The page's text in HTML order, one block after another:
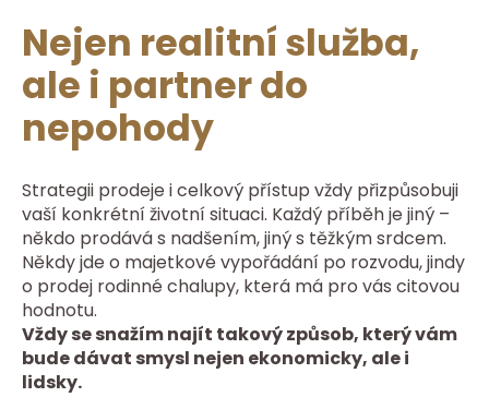
Nejen realitní služba,
ale i partner do
nepohody
Strategii prodeje i celkový přístup vždy přizpůsobuji
vaší konkrétní životní situaci. Každý příběh je jiný –
někdo prodává s nadšením, jiný s těžkým srdcem.
Někdy jde o majetkové vypořádání po rozvodu, jindy
o prodej rodinné chalupy, která má pro vás citovou
hodnotu.
Vždy se snažím najít takový způsob, který vám
bude dávat smysl nejen ekonomicky, ale i
lidsky.